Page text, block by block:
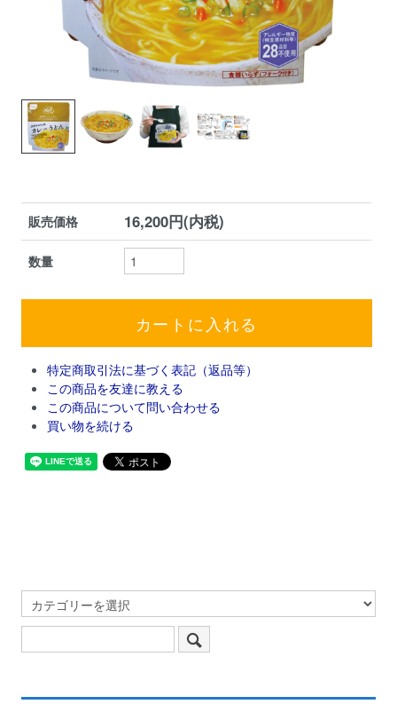
販売価格 16,200円(内税)
数量
特定商取引法に基づく表記（返品等）
この商品を友達に教える
この商品について問い合わせる
買い物を続ける